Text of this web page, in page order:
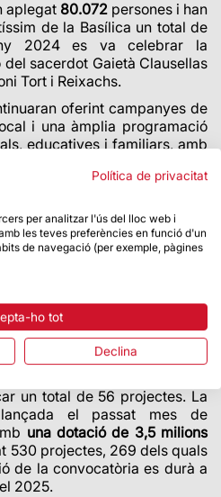
aplegat 80.072 persones i han
de la Basílica un total de
2024es va celebrar la
sacerdot Gaietà Clausellas
Tort i Reixachs.
oferint campanyes de
i una àmplia programació
educatives i familiars, amb
la seva dotació en un
ha permès destinaruna
de la Junta Constructora de
aquesta
iniciativa, que té
projectes socials promoguts
de lucre. La primera
un total de 56 projectes. La
el passat mes de
una dotació de 3,5 milions
530 projectes, 269 dels quals
de la convocatòria es durà a
2025.
Política de privacitat
per analitzar l'ús del lloc web i
les teves preferències en funció d'un
de navegació (per exemple, pàgines
ho tot
Declina